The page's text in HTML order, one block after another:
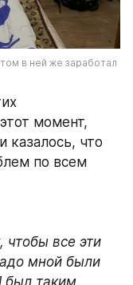
в ней же заработал
момент,
казалось, что
по всем
все эти
мной были
был таким